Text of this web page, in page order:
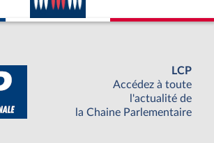
LCP
Accédez à toute
l'actualité de
la Chaine Parlementaire